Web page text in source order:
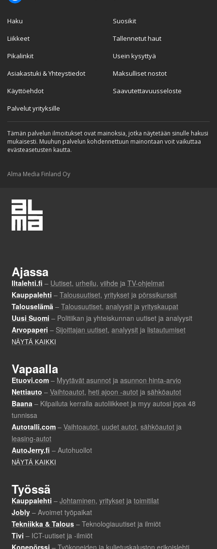
Haku
Liikkeet
Pikalinkit
Asiakastuki & Yhteystiedot
Käyttöehdot
Palvelut yrityksille
Suosikit
Tallennetut haut
Usein kysyttyä
Maksulliset nostot
Saavutettavuusseloste
Tämän palvelun ilmoitukset ovat mainoksia, jotka näytetään sinulle hakusi
mukaisesti. Muuhun palvelun kohdennettuun mainontaan voit vaikuttaa
evästeasetusten kautta.
Alma Media Finland Oy